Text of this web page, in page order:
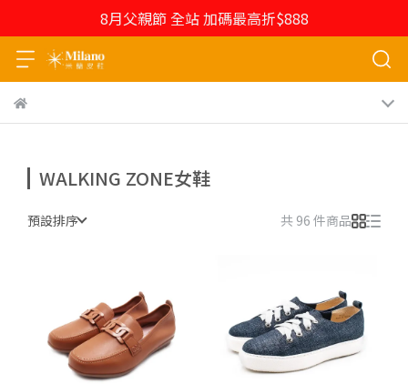
8月父親節 全站 加碼最高折$888
WALKING ZONE女鞋
預設排序 共 96 件商品